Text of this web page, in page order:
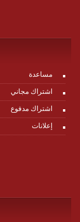
مساعدة
اشتراك مجاني
اشتراك مدفوع
إعلانات